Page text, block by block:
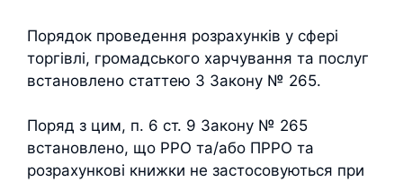
Порядок проведення розрахунків у сфері
торгівлі, громадського харчування та послуг
встановлено статтею 3 Закону № 265.
Поряд з цим, п. 6 ст. 9 Закону № 265
встановлено, що РРО та/або ПРРО та
розрахункові книжки не застосовуються при